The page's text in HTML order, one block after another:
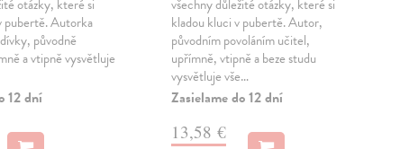
otázky, které si
pubertě. Autorka
původně
a vtipně vysvětluje
12 dní
všechny důležité otázky, které si
kladou kluci v pubertě. Autor,
původním povoláním učitel,
upřímně, vtipně a beze studu
vysvětluje vše…
Zasielame do 12 dní
13,58 €